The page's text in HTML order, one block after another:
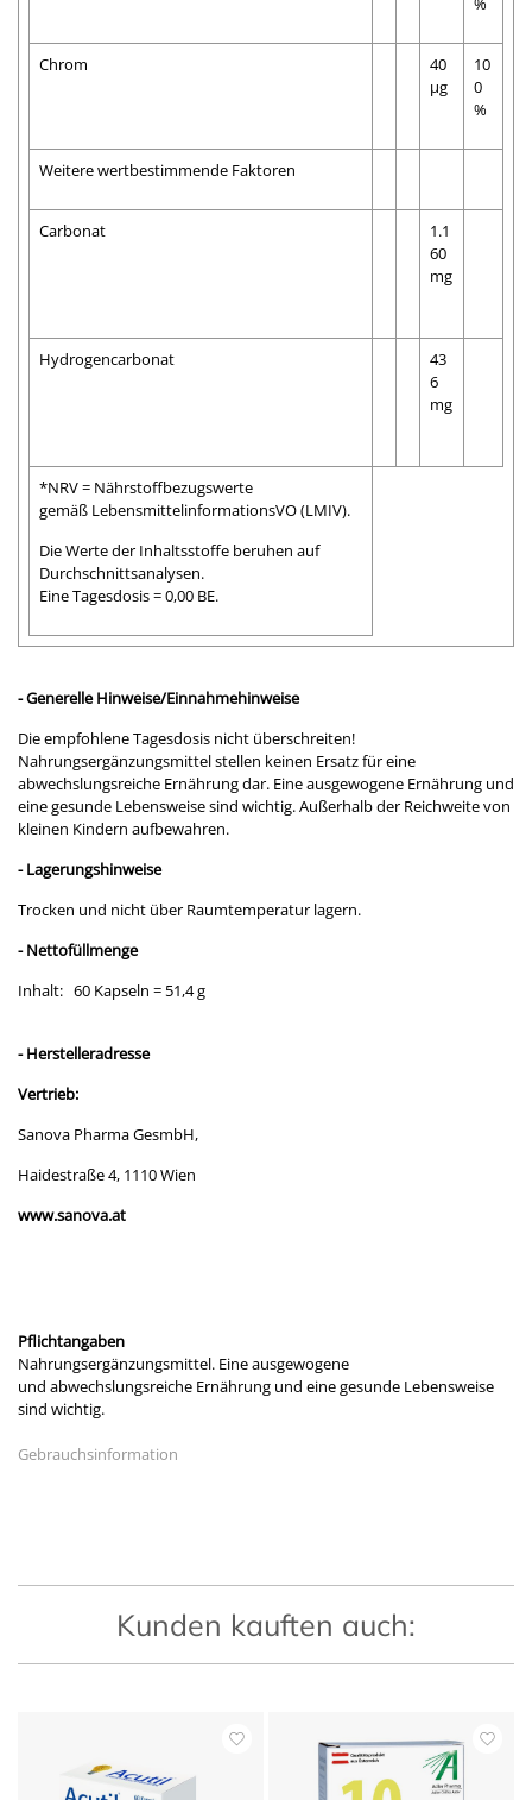
Chrom
40
µg
10
0
%
Weitere wertbestimmende Faktoren
Carbonat
1.1
60
mg
Hydrogencarbonat
43
6
mg
*NRV = Nährstoffbezugswerte
gemäß LebensmittelinformationsVO (LMIV).
Die Werte der Inhaltsstoffe beruhen auf
Durchschnittsanalysen.
Eine Tagesdosis = 0,00 BE.
- Generelle Hinweise/Einnahmehinweise
Die empfohlene Tagesdosis nicht überschreiten!
Nahrungsergänzungsmittel stellen keinen Ersatz für eine
abwechslungsreiche Ernährung dar. Eine ausgewogene Ernährung und
eine gesunde Lebensweise sind wichtig. Außerhalb der Reichweite von
kleinen Kindern aufbewahren.
- Lagerungshinweise
Trocken und nicht über Raumtemperatur lagern.
- Nettofüllmenge
Inhalt: 60 Kapseln = 51,4 g
- Herstelleradresse
Vertrieb:
Sanova Pharma GesmbH,
Haidestraße 4, 1110 Wien
www.sanova.at
Pflichtangaben
Nahrungsergänzungsmittel. Eine ausgewogene
und abwechslungsreiche Ernährung und eine gesunde Lebensweise
sind wichtig.
Gebrauchsinformation
Kunden kauften auch: